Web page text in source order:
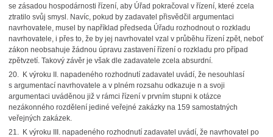
se zásadou hospodárnosti řízení, aby Úřad pokračoval v řízení, které zcela
ztratilo svůj smysl. Navíc, pokud by zadavatel přisvědčil argumentaci
navrhovatele, musel by například předseda Úřadu rozhodnout o rozkladu
navrhovatele, i přes to, že by jej navrhovatel vzal v průběhu řízení zpět, neboť
zákon neobsahuje žádnou úpravu zastavení řízení o rozkladu pro případ
zpětvzetí. Takový závěr je však dle zadavatele zcela absurdní.
20. K výroku II. napadeného rozhodnutí zadavatel uvádí, že nesouhlasí
s argumentací navrhovatele a v plném rozsahu odkazuje n a svoji
argumentaci uváděnou již v rámci řízení v prvním stupni k otázce
nezákonného rozdělení jediné veřejné zakázky na 159 samostatných
veřejných zakázek.
21. K výroku III. napadeného rozhodnutí zadavatel uvádí, že navrhovatel po